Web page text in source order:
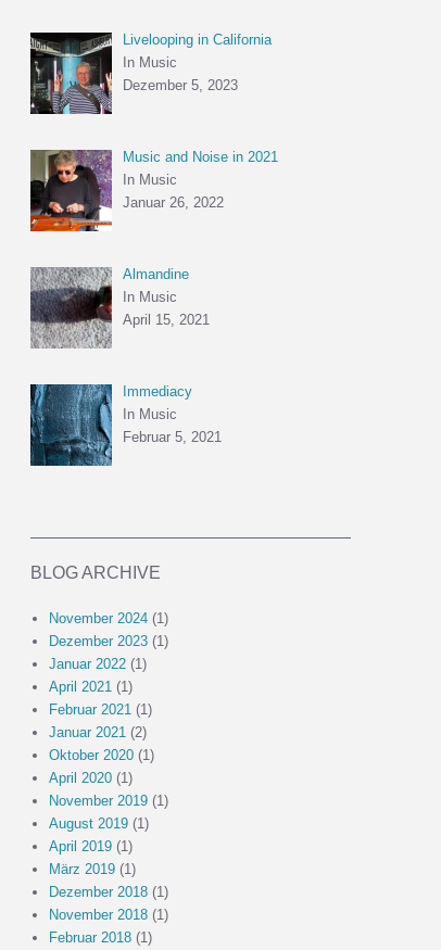
Livelooping in California
In Music
Dezember 5, 2023
Music and Noise in 2021
In Music
Januar 26, 2022
Almandine
In Music
April 15, 2021
Immediacy
In Music
Februar 5, 2021
BLOG ARCHIVE
November 2024(1)
Dezember 2023(1)
Januar 2022(1)
April 2021 (1)
Februar 2021 (1)
Januar 2021 (2)
Oktober 2020(1)
April 2020(1)
November 2019(1)
August 2019(1)
April 2019(1)
März 2019(1)
Dezember 2018(1)
November 2018(1)
Februar 2018(1)